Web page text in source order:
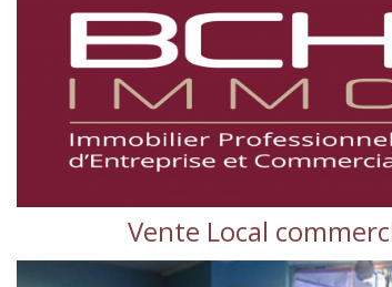
Vente Local